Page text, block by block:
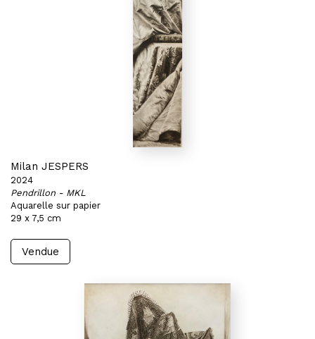
Milan JESPERS
2024
Pendrillon - MKL
Aquarelle sur papier
29 x 7,5 cm
Vendue